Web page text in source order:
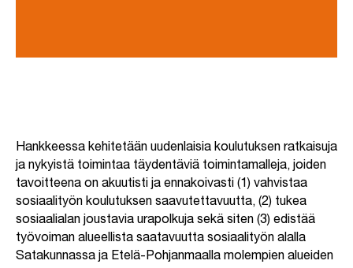
Hankkeessa kehitetään uudenlaisia koulutuksen ratkaisuja
ja nykyistä toimintaa täydentäviä toimintamalleja, joiden
tavoitteena on akuutisti ja ennakoivasti (1) vahvistaa
sosiaalityön koulutuksen saavutettavuutta, (2) tukea
sosiaalialan joustavia urapolkuja sekä siten (3) edistää
työvoiman alueellista saatavuutta sosiaalityön alalla
Satakunnassa ja Etelä-Pohjanmaalla molempien alueiden